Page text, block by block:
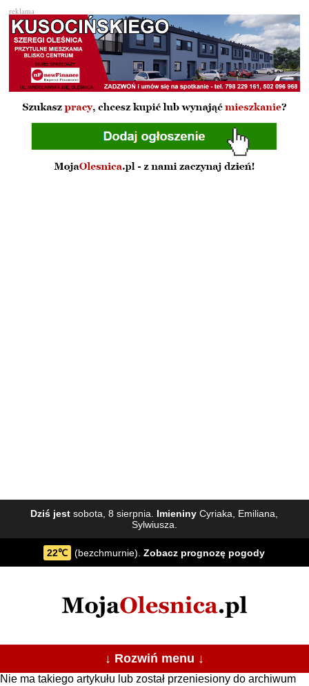
reklama
Dziś jest sobota, 8 sierpnia. Imieniny Cyriaka, Emiliana,
Sylwiusza.
22℃ (bezchmurnie).Zobacz prognozę pogody
↓ Rozwiń menu ↓
Nie ma takiego artykułu lub został przeniesiony do archiwum